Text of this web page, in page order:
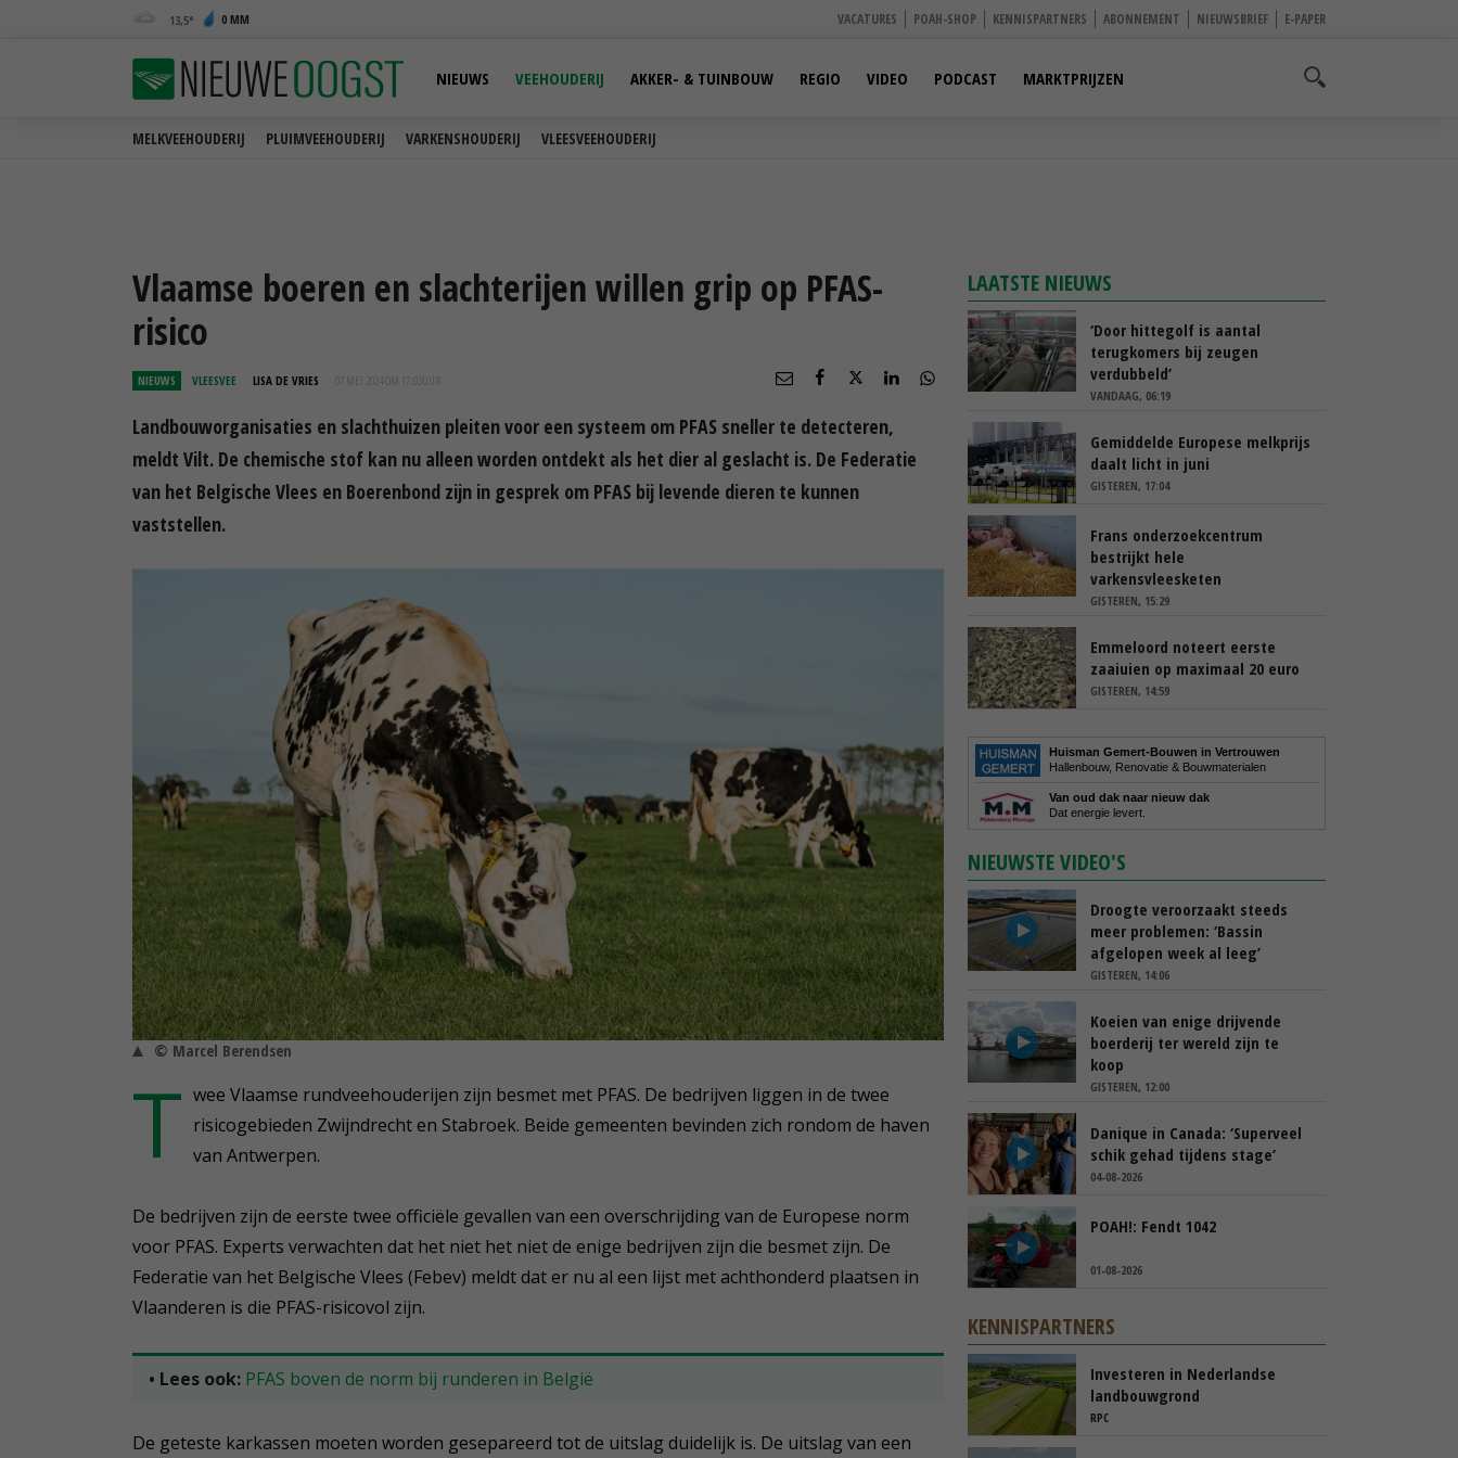
13,5 0 MM VACATURES POAH-SHOP KENNISPARTNERS ABONNEMENT NIEUWSBRIEF E-PAPER
MELKVEEHOUDERIJ PLUIMVEEHOUDERIJ VARKENSHOUDERIJ VLEESVEEHOUDERIJ
NIEUWS VEEHOUDERIJ AKKER- & TUINBOUW REGIO VIDEO PODCAST MARKTPRIJZEN
Vlaamse boeren en slachterijen willen grip op PFAS-
risico
NIEUWS VLEESVEE LISA DE VRIES 07 MEI 2024 OM 17:03
Landbouworganisaties en slachthuizen pleiten voor een systeem om PFAS sneller te detecteren,
meldt Vilt. De chemische stof kan nu alleen worden ontdekt als het dier al geslacht is. De Federatie
van het Belgische Vlees en Boerenbond zijn in gesprek om PFAS bij levende dieren te kunnen
vaststellen.
© Marcel Berendsen
T wee Vlaamse rundveehouderijen zijn besmet met PFAS. De bedrijven liggen in de twee
risicogebieden Zwijndrecht en Stabroek. Beide gemeenten bevinden zich rondom de haven
van Antwerpen.
De bedrijven zijn de eerste twee officiële gevallen van een overschrijding van de Europese norm
voor PFAS. Experts verwachten dat het niet het niet de enige bedrijven zijn die besmet zijn. De
Federatie van het Belgische Vlees (Febev) meldt dat er nu al een lijst met achthonderd plaatsen in
Vlaanderen is die PFAS-risicovol zijn.
• Lees ook: PFAS boven de norm bij runderen in België
De geteste karkassen moeten worden gesepareerd tot de uitslag duidelijk is. De uitslag van een
LAATSTE NIEUWS
‘Door hittegolf is aantal
terugkomers bij zeugen
verdubbeld’
VANDAAG, 06:19
Gemiddelde Europese melkprijs
daalt licht in juni
GISTEREN, 17:04
Frans onderzoekcentrum
bestrijkt hele
varkensvleesketen
GISTEREN, 15:29
Emmeloord noteert eerste
zaaiuien op maximaal 20 euro
GISTEREN, 14:59
Huisman Gemert-Bouwen in Vertrouwen
Hallenbouw, Renovatie & Bouwmaterialen
Van oud dak naar nieuw dak
Dat energie levert.
NIEUWSTE VIDEO'S
Droogte veroorzaakt steeds
meer problemen: ‘Bassin
afgelopen week al leeg’
GISTEREN, 14:06
Koeien van enige drijvende
boerderij ter wereld zijn te
koop
GISTEREN, 12:00
Danique in Canada: ‘Superveel
schik gehad tijdens stage’
04-08-2026
POAH!: Fendt 1042
01-08-2026
KENNISPARTNERS
Investeren in Nederlandse
landbouwgrond
RPC